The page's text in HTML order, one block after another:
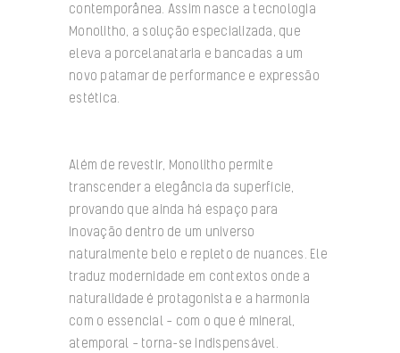
contemporânea. Assim nasce a tecnologia
Monolitho, a solução especializada, que
eleva a porcelanataria e bancadas a um
novo patamar de performance e expressão
estética.
Além de revestir, Monolitho permite
transcender a elegância da superfície,
provando que ainda há espaço para
inovação dentro de um universo
naturalmente belo e repleto de nuances. Ele
traduz modernidade em contextos onde a
naturalidade é protagonista e a harmonia
com o essencial — com o que é mineral,
atemporal — torna-se indispensável.